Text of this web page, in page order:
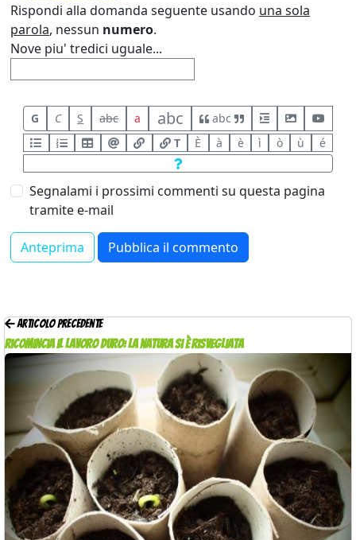
Rispondi alla domanda seguente usando una sola
parola, nessun numero.
Nove piu' tredici uguale...
G C S abc a abc
abc
T
È à è ì ò ù é
Segnalami i prossimi commenti su questa pagina
tramite e-mail
Articolo precedente
Ricomincia il lavoro duro: la natura si è risvegliata